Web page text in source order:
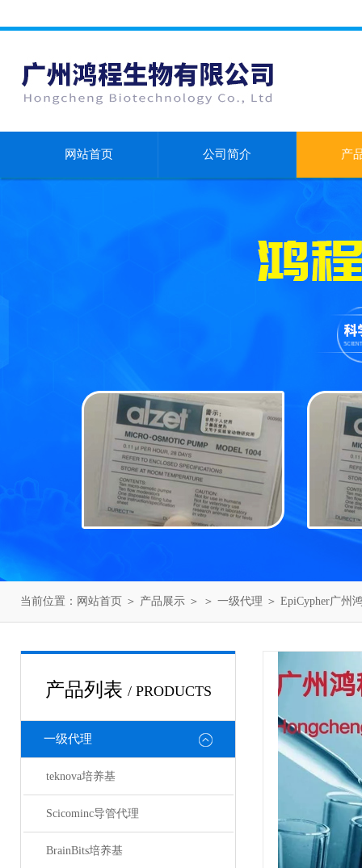
网站首页 公司简介 产
当前位置： 网站首页 ＞ 产品展示 ＞ ＞ 一级代理 ＞ EpiCypher广州
产品列表 / PRODUCTS
一级代理
teknova培养基
Scicominc导管代理
BrainBits培养基